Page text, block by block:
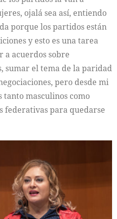
ojalá sea así, entiendo
porque los partidos están
y esto es una tarea
a acuerdos sobre
sumar el tema de la paridad
pero desde mi
masculinos como
federativas para quedarse